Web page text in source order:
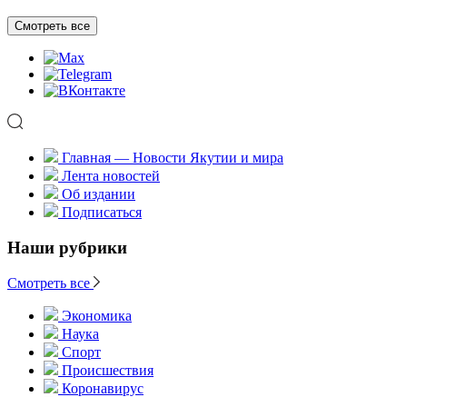
Смотреть все
Главная — Новости Якутии и мира
Лента новостей
Об издании
Подписаться
Наши рубрики
Смотреть все
Экономика
Наука
Спорт
Происшествия
Коронавирус